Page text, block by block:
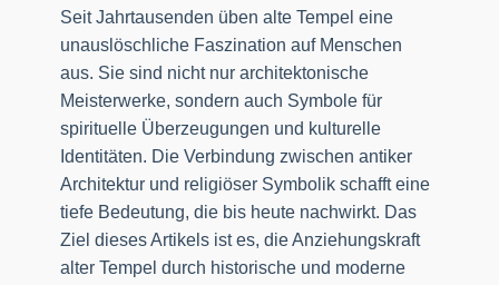
Seit Jahrtausenden üben alte Tempel eine
unauslöschliche Faszination auf Menschen
aus. Sie sind nicht nur architektonische
Meisterwerke, sondern auch Symbole für
spirituelle Überzeugungen und kulturelle
Identitäten. Die Verbindung zwischen antiker
Architektur und religiöser Symbolik schafft eine
tiefe Bedeutung, die bis heute nachwirkt. Das
Ziel dieses Artikels ist es, die Anziehungskraft
alter Tempel durch historische und moderne